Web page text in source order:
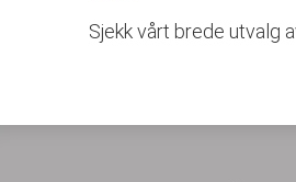
Sjekk vårt brede utvalg